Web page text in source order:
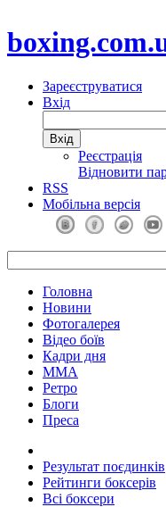
Зареєструватися
Вхід
Реєстрація
Відновити
RSS
Мобільна версія
Головна
Новини
Фотогалерея
Відео боїв
Кадри дня
ММА
Ретро
Блоги
Преса
Результат поєдинків
Рейтинги боксерів
Всі боксери